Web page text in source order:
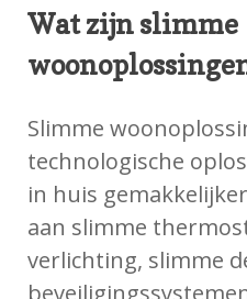
Wat zijn slimme
Slimme
technologische
in huis
aan slimme
verlichting, slimme